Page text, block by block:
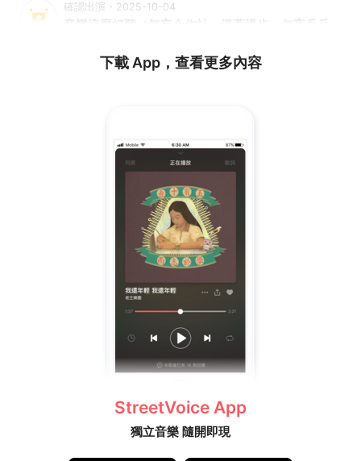
確認出演・2025-10-04
下載 App，查看更多內容
StreetVoice App
獨立音樂 隨開即現